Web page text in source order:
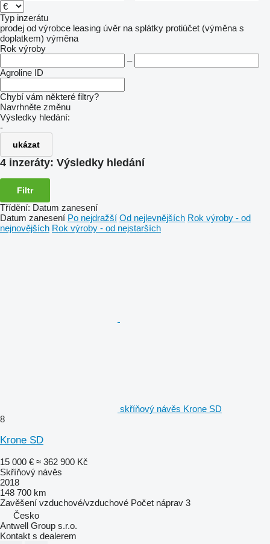
Typ inzerátu
prodej od výrobce leasing úvěr na splátky protiúčet (výměna s
doplatkem) výměna
Rok výroby
–
Agroline ID
Chybí vám některé filtry?
Navrhněte změnu
Výsledky hledání:
-
ukázat
4 inzeráty: Výsledky hledání
Filtr
Třídění: Datum zanesení
Datum zanesení Po nejdražší Od nejlevnějších Rok výroby - od
nejnovějších Rok výroby - od nejstarších
skříňový návěs Krone SD
8
Krone SD
15 000 € ≈ 362 900 Kč
Skříňový návěs
2018
148 700 km
Zavěšení vzduchové/vzduchové Počet náprav 3
Česko
Antwell Group s.r.o.
Kontakt s dealerem